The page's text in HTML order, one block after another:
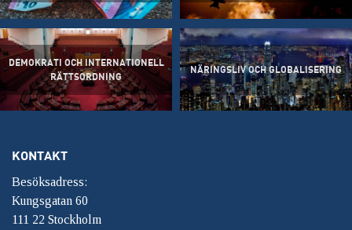
DEMOKRATI OCH INTERNATIONELL
RÄTTSORDNING
NÄRINGSLIV OCH GLOBALISERING
KONTAKT
Besöksadress:
Kungsgatan 60
111 22 Stockholm